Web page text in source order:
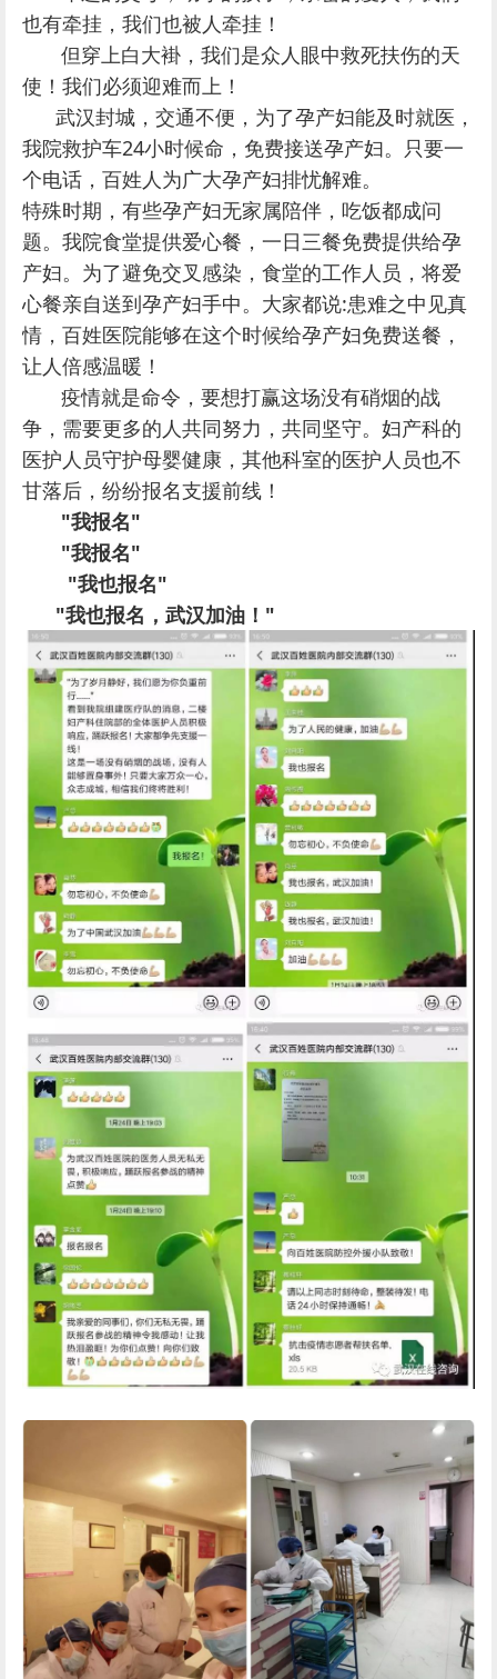
也有牵挂，我们也被人牵挂！
但穿上白大褂，我们是众人眼中救死扶伤的天
使！我们必须迎难而上！
武汉封城，交通不便，为了孕产妇能及时就医，
我院救护车24小时候命，免费接送孕产妇。只要一
个电话，百姓人为广大孕产妇排忧解难。
特殊时期，有些孕产妇无家属陪伴，吃饭都成问
题。我院食堂提供爱心餐，一日三餐免费提供给孕
产妇。为了避免交叉感染，食堂的工作人员，将爱
心餐亲自送到孕产妇手中。大家都说:患难之中见真
情，百姓医院能够在这个时候给孕产妇免费送餐，
让人倍感温暖！
疫情就是命令，要想打赢这场没有硝烟的战
争，需要更多的人共同努力，共同坚守。妇产科的
医护人员守护母婴健康，其他科室的医护人员也不
甘落后，纷纷报名支援前线！
"我报名"
"我报名"
"我也报名"
"我也报名，武汉加油！"